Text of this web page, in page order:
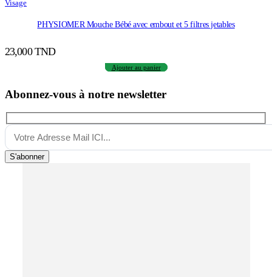
Visage
PHYSIOMER Mouche Bébé avec embout et 5 filtres jetables
23,000TND
Ajouter au panier
Abonnez-vous à notre newsletter
S'abonner